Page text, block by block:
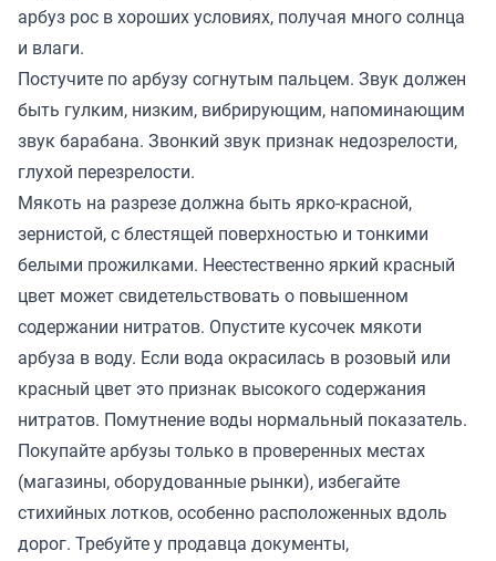
арбуз рос в хороших условиях, получая много солнца
и влаги.
Постучите по арбузу согнутым пальцем. Звук должен
быть гулким, низким, вибрирующим, напоминающим
звук барабана. Звонкий звук признак недозрелости,
глухой перезрелости.
Мякоть на разрезе должна быть ярко-красной,
зернистой, с блестящей поверхностью и тонкими
белыми прожилками. Неестественно яркий красный
цвет может свидетельствовать о повышенном
содержании нитратов. Опустите кусочек мякоти
арбуза в воду. Если вода окрасилась в розовый или
красный цвет это признак высокого содержания
нитратов. Помутнение воды нормальный показатель.
Покупайте арбузы только в проверенных местах
(магазины, оборудованные рынки), избегайте
стихийных лотков, особенно расположенных вдоль
дорог. Требуйте у продавца документы,